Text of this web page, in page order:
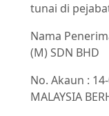
tunai di
Nama
(M) SDN BHD
No. Akaun :
MALAYSIA